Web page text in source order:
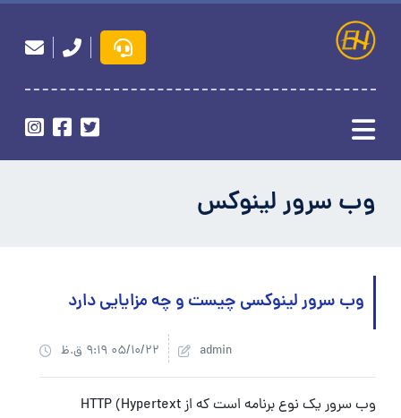
وب سرور لینوکس
وب سرور لینوکسی چیست و چه مزایایی دارد
05/10/22 9:19 ق.ظ admin
وب سرور یک نوع برنامه است که از HTTP (Hypertext